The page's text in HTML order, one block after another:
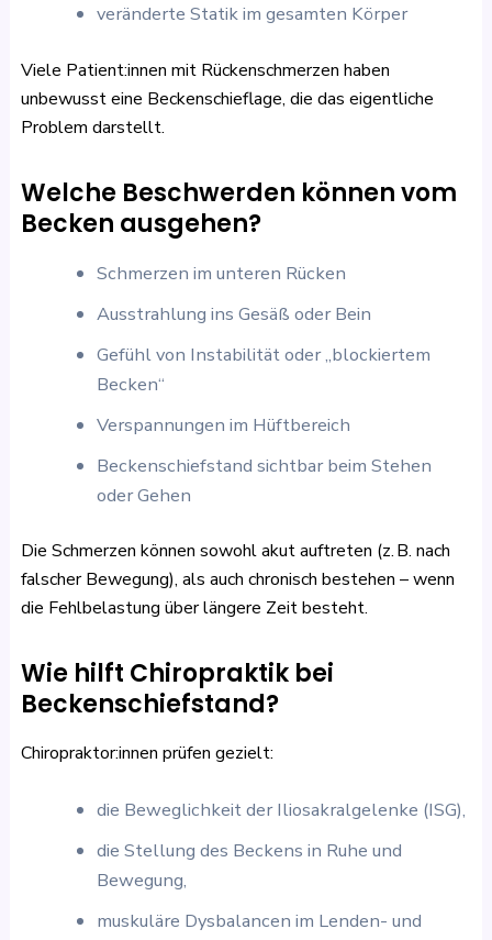
veränderte Statik im gesamten Körper
Viele Patient:innen mit Rückenschmerzen haben
unbewusst eine Beckenschieflage, die das eigentliche
Problem darstellt.
Welche Beschwerden können vom
Becken ausgehen?
Schmerzen im unteren Rücken
Ausstrahlung ins Gesäß oder Bein
Gefühl von Instabilität oder „blockiertem
Becken“
Verspannungen im Hüftbereich
Beckenschiefstand sichtbar beim Stehen
oder Gehen
Die Schmerzen können sowohl akut auftreten (z. B. nach
falscher Bewegung), als auch chronisch bestehen – wenn
die Fehlbelastung über längere Zeit besteht.
Wie hilft Chiropraktik bei
Beckenschiefstand?
Chiropraktor:innen prüfen gezielt:
die Beweglichkeit der Iliosakralgelenke (ISG),
die Stellung des Beckens in Ruhe und
Bewegung,
muskuläre Dysbalancen im Lenden- und